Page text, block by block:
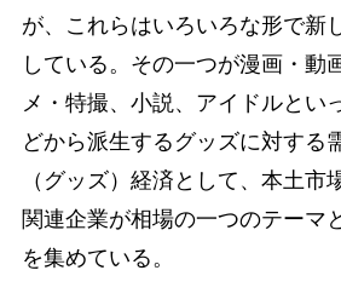
が、これらはいろいろな形で新
している。その一つが漫画・動
メ・特撮、小説、アイドルとい
どから派生するグッズに対する
（グッズ）経済として、本土市
関連企業が相場の一つのテーマ
を集めている。